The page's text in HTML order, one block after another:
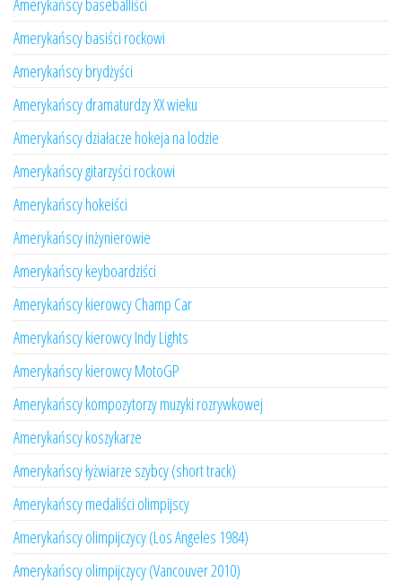
Amerykańscy baseballiści
Amerykańscy basiści rockowi
Amerykańscy brydżyści
Amerykańscy dramaturdzy XX wieku
Amerykańscy działacze hokeja na lodzie
Amerykańscy gitarzyści rockowi
Amerykańscy hokeiści
Amerykańscy inżynierowie
Amerykańscy keyboardziści
Amerykańscy kierowcy Champ Car
Amerykańscy kierowcy Indy Lights
Amerykańscy kierowcy MotoGP
Amerykańscy kompozytorzy muzyki rozrywkowej
Amerykańscy koszykarze
Amerykańscy łyżwiarze szybcy (short track)
Amerykańscy medaliści olimpijscy
Amerykańscy olimpijczycy (Los Angeles 1984)
Amerykańscy olimpijczycy (Vancouver 2010)